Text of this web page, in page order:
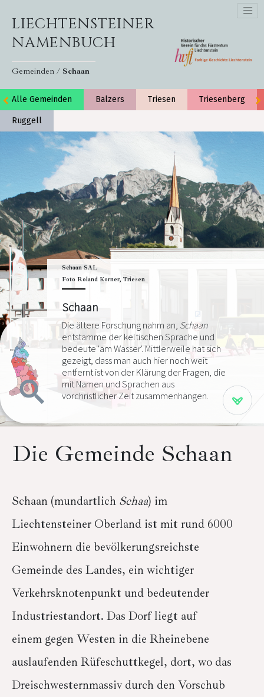
LIECHTENSTEINER
NAMENBUCH
Gemeinden / Schaan
Alle Gemeinden Balzers Triesen Triesenberg
Ruggell
Schaan SAL
Foto Roland Korner, Triesen
Schaan
Die ältere Forschung nahm an, Schaan
entstamme der keltischen Sprache und
bedeute 'am Wasser'. Mittlerweile hat sich
gezeigt, dass man auch hier noch weit
entfernt ist von der Klärung der Fragen, die
mit Namen und Sprachen aus
vorchristlicher Zeit zusammenhängen.
Die Gemeinde Schaan
Schaan (mundartlich Schaa) im
Liechtensteiner Oberland ist mit rund 6000
Einwohnern die bevölkerungsreichste
Gemeinde des Landes, ein wichtiger
Verkehrsknotenpunkt und bedeutender
Industriestandort. Das Dorf liegt auf
einem gegen Westen in die Rheinebene
auslaufenden Rüfeschuttkegel, dort, wo das
Dreischwesternmassiv durch den Vorschub